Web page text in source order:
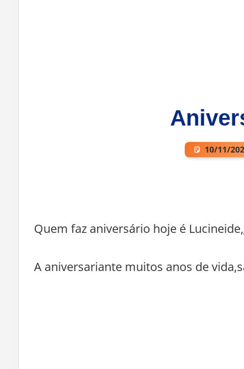
10/11/
Quem faz aniversário hoje é
A aniversariante muitos anos de